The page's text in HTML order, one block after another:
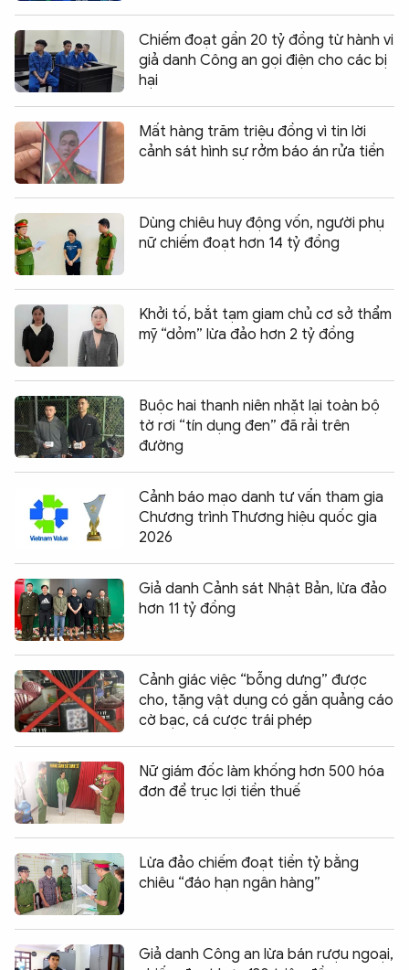
Chiếm đoạt gần 20 tỷ đồng từ hành vi
giả danh Công an gọi điện cho các bị
hại
Mất hàng trăm triệu đồng vì tin lời
cảnh sát hình sự rởm báo án rửa tiền
Dùng chiêu huy động vốn, người phụ
nữ chiếm đoạt hơn 14 tỷ đồng
Khởi tố, bắt tạm giam chủ cơ sở thẩm
mỹ “dỏm” lừa đảo hơn 2 tỷ đồng
Buộc hai thanh niên nhặt lại toàn bộ
tờ rơi “tín dụng đen” đã rải trên
đường
Cảnh báo mạo danh tư vấn tham gia
Chương trình Thương hiệu quốc gia
2026
Giả danh Cảnh sát Nhật Bản, lừa đảo
hơn 11 tỷ đồng
Cảnh giác việc “bỗng dưng” được
cho, tặng vật dụng có gắn quảng cáo
cờ bạc, cá cược trái phép
Nữ giám đốc làm khống hơn 500 hóa
đơn để trục lợi tiền thuế
Lừa đảo chiếm đoạt tiền tỷ bằng
chiêu “đáo hạn ngân hàng”
Giả danh Công an lừa bán rượu ngoại,